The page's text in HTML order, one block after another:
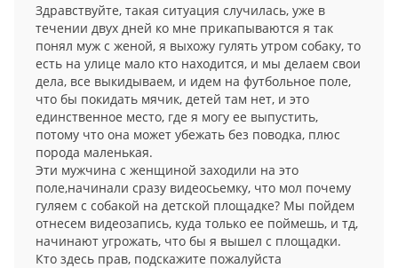
Здравствуйте, такая ситуация случилась, уже в
течении двух дней ко мне прикапываются я так
понял муж с женой, я выхожу гулять утром собаку, то
есть на улице мало кто находится, и мы делаем свои
дела, все выкидываем, и идем на футбольное поле,
что бы покидать мячик, детей там нет, и это
единственное место, где я могу ее выпустить,
потому что она может убежать без поводка, плюс
порода маленькая.
Эти мужчина с женщиной заходили на это
поле,начинали сразу видеосьемку, что мол почему
гуляем с собакой на детской площадке? Мы пойдем
отнесем видеозапись, куда только ее поймешь, и тд,
начинают угрожать, что бы я вышел с площадки.
Кто здесь прав, подскажите пожалуйста